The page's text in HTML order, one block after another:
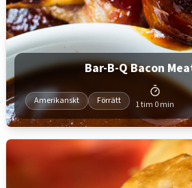
Bar-B-Q Bacon
Amerikanskt Förrätt 1 tim 0 min